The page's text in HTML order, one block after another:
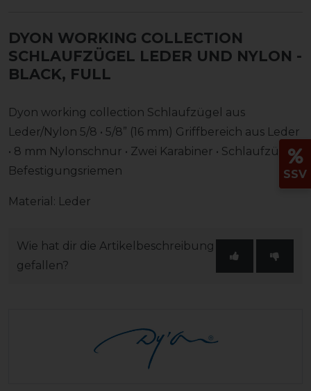
DYON WORKING COLLECTION
SCHLAUFZÜGEL LEDER UND NYLON -
BLACK, FULL
Dyon working collection Schlaufzügel aus
Leder/Nylon 5/8 • 5/8” (16 mm) Griffbereich aus Leder
• 8 mm Nylonschnur • Zwei Karabiner • Schlaufzügel-
Befestigungsriemen
Material: Leder
Wie hat dir die Artikelbeschreibung
gefallen?
SSV